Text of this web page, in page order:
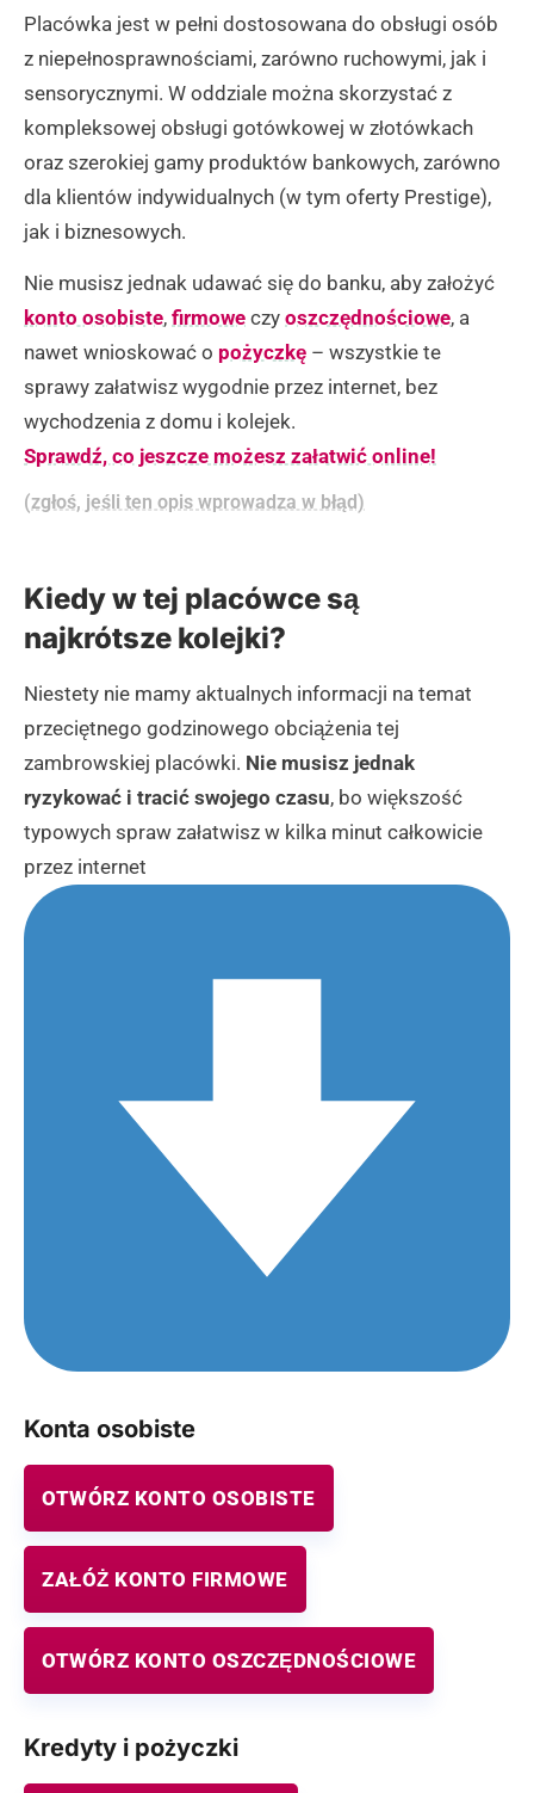
Placówka jest w pełni dostosowana do obsługi osób
z niepełnosprawnościami, zarówno ruchowymi, jak i
sensorycznymi. W oddziale można skorzystać z
kompleksowej obsługi gotówkowej w złotówkach
oraz szerokiej gamy produktów bankowych, zarówno
dla klientów indywidualnych (w tym oferty Prestige),
jak i biznesowych.
Nie musisz jednak udawać się do banku, aby założyć
konto osobiste, firmowe czy oszczędnościowe, a
nawet wnioskować o pożyczkę – wszystkie te
sprawy załatwisz wygodnie przez internet, bez
wychodzenia z domu i kolejek.
Sprawdź, co jeszcze możesz załatwić online!
(zgłoś, jeśli ten opis wprowadza w błąd)
Kiedy w tej placówce są
najkrótsze kolejki?
Niestety nie mamy aktualnych informacji na temat
przeciętnego godzinowego obciążenia tej
zambrowskiej placówki. Nie musisz jednak
ryzykować i tracić swojego czasu, bo większość
typowych spraw załatwisz w kilka minut całkowicie
przez internet
Konta osobiste
OTWÓRZ KONTO OSOBISTE
ZAŁÓŻ KONTO FIRMOWE
OTWÓRZ KONTO OSZCZĘDNOŚCIOWE
Kredyty i pożyczki